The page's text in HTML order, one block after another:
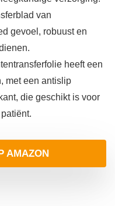
van
gevoel, robuust en
heeft een
met een antislip
die geschikt is voor
AMAZON